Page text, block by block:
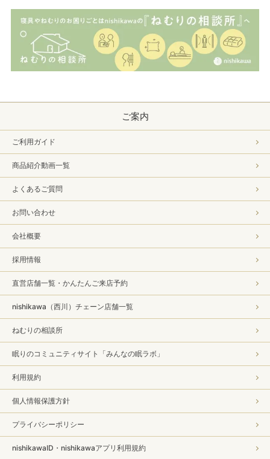
ご案内
ご利用ガイド
商品紹介動画一覧
よくあるご質問
お問い合わせ
会社概要
採用情報
直営店舗一覧・かんたんご来店予約
nishikawa（西川）チェーン店舗一覧
ねむりの相談所
眠りのコミュニティサイト「みんなの眠ラボ」
利用規約
個人情報保護方針
プライバシーポリシー
nishikawaID・nishikawaアプリ利用規約